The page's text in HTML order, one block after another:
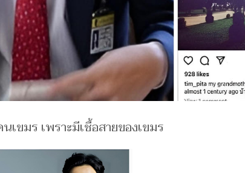
นเขมร เพราะมีเชื้อสายของเขมร